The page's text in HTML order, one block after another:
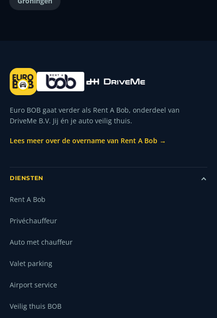
Euro BOB gaat verder als Rent A Bob, onderdeel van
DriveMe B.V. Jij én je auto veilig thuis.
Lees meer over de overname van Rent A Bob →
DIENSTEN
Rent A Bob
Privéchauffeur
Auto met chauffeur
Valet parking
Airport service
Veilig thuis BOB